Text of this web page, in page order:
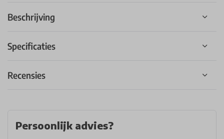
Beschrijving
Specificaties
Recensies
Persoonlijk advies?